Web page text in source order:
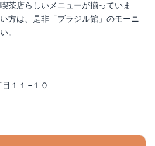
茶店らしいメニューが揃っていま
方は、是非「ブラジル館」のモーニ
。
１１−１０